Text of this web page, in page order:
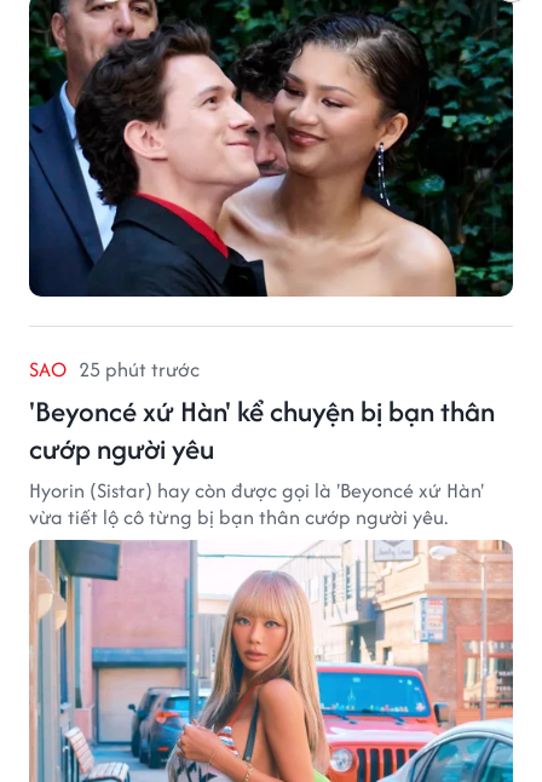
SAO 25 phút trước
'Beyoncé xứ Hàn' kể chuyện bị bạn thân
cướp người yêu
Hyorin (Sistar) hay còn được gọi là 'Beyoncé xứ Hàn'
vừa tiết lộ cô từng bị bạn thân cướp người yêu.